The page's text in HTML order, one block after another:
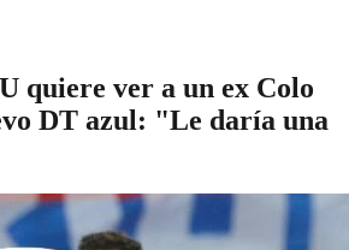
quiere ver a un ex Colo
DT azul: "Le daría una